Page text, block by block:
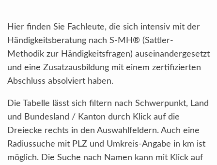
Hier finden Sie Fachleute, die sich intensiv mit der
Händigkeitsberatung nach S-MH® (Sattler-
Methodik zur Händigkeitsfragen) auseinandergesetzt
und eine Zusatzausbildung mit einem zertifizierten
Abschluss absolviert haben.
Die Tabelle lässt sich filtern nach Schwerpunkt, Land
und Bundesland / Kanton durch Klick auf die
Dreiecke rechts in den Auswahlfeldern. Auch eine
Radiussuche mit PLZ und Umkreis-Angabe in km ist
möglich. Die Suche nach Namen kann mit Klick auf